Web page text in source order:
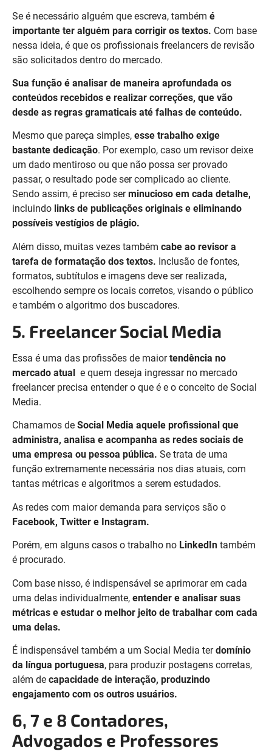
Se é necessário alguém que escreva, também é
importante ter alguém para corrigir os textos. Com base
nessa ideia, é que os profissionais freelancers de revisão
são solicitados dentro do mercado.
Sua função é analisar de maneira aprofundada os
conteúdos recebidos e realizar correções, que vão
desde as regras gramaticais até falhas de conteúdo.
Mesmo que pareça simples, esse trabalho exige
bastante dedicação. Por exemplo, caso um revisor deixe
um dado mentiroso ou que não possa ser provado
passar, o resultado pode ser complicado ao cliente.
Sendo assim, é preciso serminucioso em cada detalhe,
incluindo links de publicações originais e eliminando
possíveis vestígios de plágio.
Além disso, muitas vezes também cabe ao revisor a
tarefa de formatação dos textos. Inclusão de fontes,
formatos, subtítulos e imagens deve ser realizada,
escolhendo sempre os locais corretos, visando o público
e também o algoritmo dos buscadores.
5. Freelancer Social Media
Essa é uma das profissões de maiortendência no
mercado atual e quem deseja ingressar no mercado
freelancer precisa entender o que é e o conceito de Social
Media.
Chamamos de Social Media aquele profissional que
administra, analisa e acompanha as redes sociais de
uma empresa ou pessoa pública. Se trata de uma
função extremamente necessária nos dias atuais, com
tantas métricas e algoritmos a serem estudados.
As redes com maior demanda para serviços são o
Facebook, Twitter e Instagram.
Porém, em alguns casos o trabalho no LinkedIn também
é procurado.
Com base nisso, é indispensável se aprimorar em cada
uma delas individualmente, entender e analisar suas
métricas e estudar o melhor jeito de trabalhar com cada
uma delas.
É indispensável também a um Social Media terdomínio
da língua portuguesa, para produzir postagens corretas,
além de capacidade de interação, produzindo
engajamento com os outros usuários.
6, 7 e 8 Contadores,
Advogados e Professores